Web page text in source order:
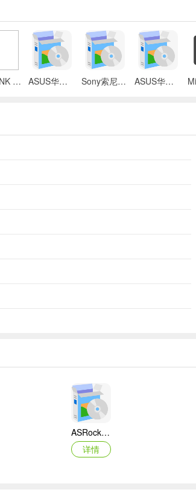
SZYLINK CDMA_CARD 1501A无线上网卡 ASUS华硕 G50V笔记本电脑无线网卡驱动 Sony索尼VGN-P3系列笔记本Intel无线网卡驱动 ASUS华硕S2Ne笔记本电脑主板BIOS
ASRock华擎IMB-A160主板BIOS
详情